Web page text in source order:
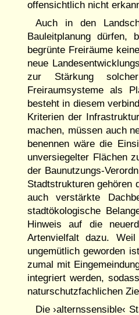
offensichtlich nicht
Auch in den
Bauleitplanung dürfen,
begrünte Freiräume
neue
zur Stärkung
Freiraumsysteme als
besteht in diesem
Kriterien der
machen, müssen auch
benennen wäre die
unversiegelter Flächen
der Baunutzungs-
Stadtstrukturen gehören
auch verstärkte
stadtökologische
Hinweis auf die
Artenvielfalt dazu.
ungemütlich geworden
zumal mit
integriert werden,
naturschutzfachlichen
Die ›alternssensible‹